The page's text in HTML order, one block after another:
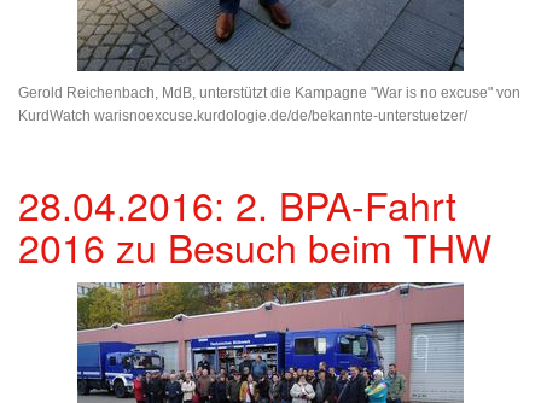
Gerold Reichenbach, MdB, unterstützt die Kampagne "War is no excuse" von
KurdWatch warisnoexcuse.kurdologie.de/de/bekannte-unterstuetzer/
28.04.2016: 2. BPA-Fahrt
2016 zu Besuch beim THW